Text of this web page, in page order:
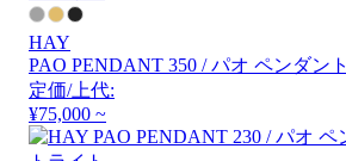
HAY
PAO PENDANT 350 / パオ ペンダント
定価/上代:
¥75,000 ~